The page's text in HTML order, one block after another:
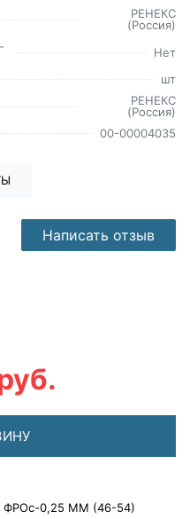
РЕНЕКС
(Россия)
Нет
шт
РЕНЕКС
(Россия)
00-00004035
Написать отзыв
ФРОс-0,25 ММ (46-54)